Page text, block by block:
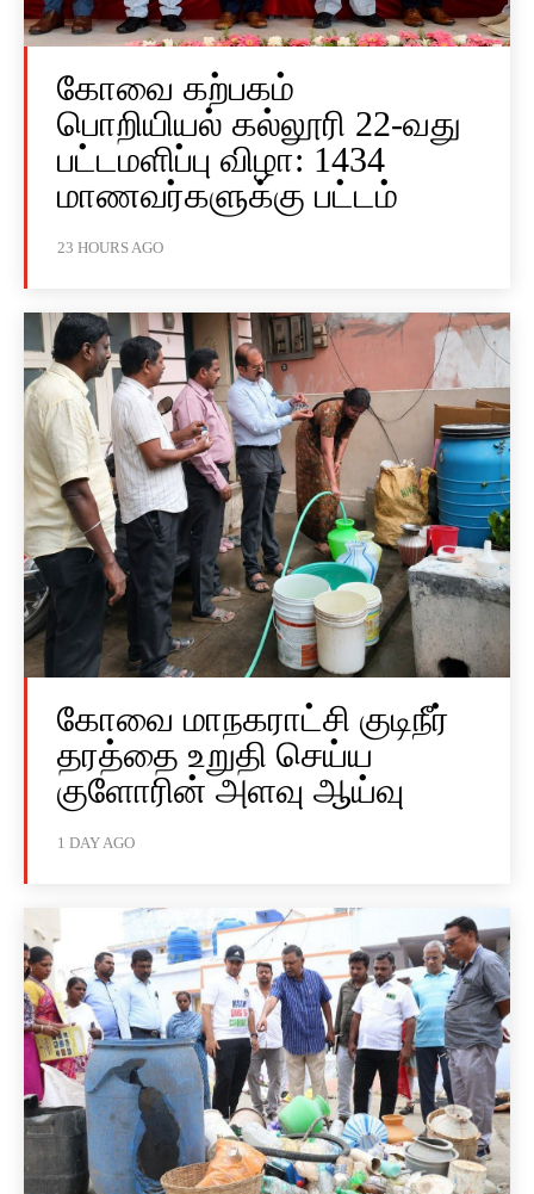
கோவை கற்பகம்
பொறியியல் கல்லூரி 22-வது
பட்டமளிப்பு விழா: 1434
மாணவர்களுக்கு பட்டம்
23 HOURS AGO
கோவை மாநகராட்சி குடிநீர்
தரத்தை உறுதி செய்ய
குளோரின் அளவு ஆய்வு
1 DAY AGO